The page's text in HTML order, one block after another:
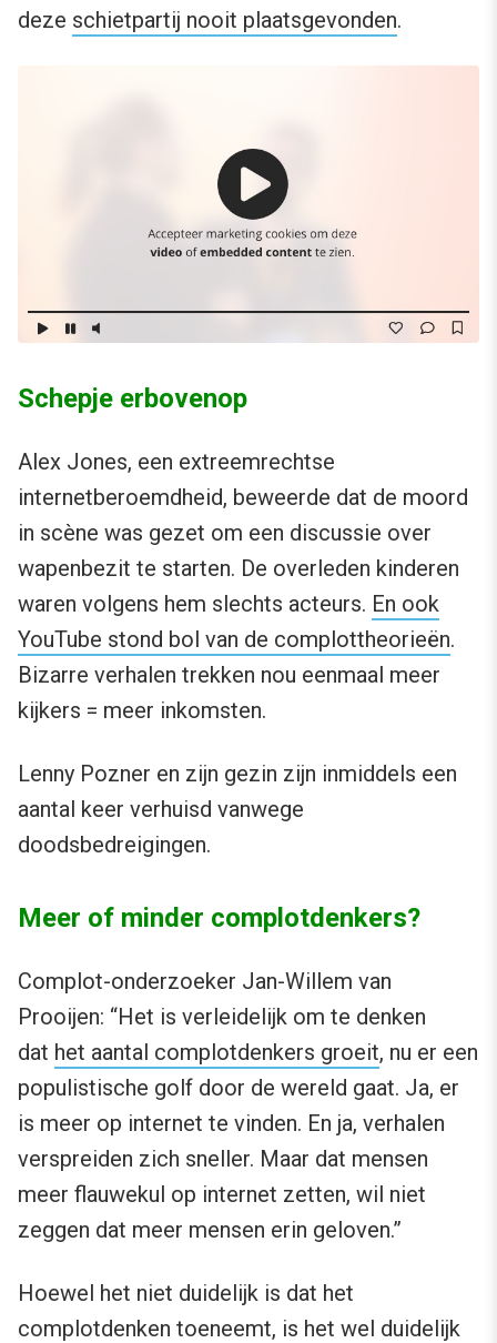
deze schietpartij nooit plaatsgevonden.
Schepje erbovenop
Alex Jones, een extreemrechtse
internetberoemdheid, beweerde dat de moord
in scène was gezet om een discussie over
wapenbezit te starten. De overleden kinderen
waren volgens hem slechts acteurs. En ook
YouTube stond bol van de complottheorieën.
Bizarre verhalen trekken nou eenmaal meer
kijkers = meer inkomsten.
Lenny Pozner en zijn gezin zijn inmiddels een
aantal keer verhuisd vanwege
doodsbedreigingen.
Meer of minder complotdenkers?
Complot-onderzoeker Jan-Willem van
Prooijen: “Het is verleidelijk om te denken
dat het aantal complotdenkers groeit, nu er een
populistische golf door de wereld gaat. Ja, er
is meer op internet te vinden. En ja, verhalen
verspreiden zich sneller. Maar dat mensen
meer flauwekul op internet zetten, wil niet
zeggen dat meer mensen erin geloven.”
Hoewel het niet duidelijk is dat het
complotdenken toeneemt, is het wel duidelijk